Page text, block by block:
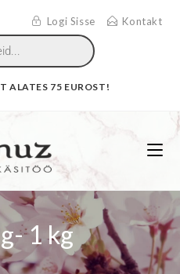
Logi Sisse Kontakt
ALATES 75 EUROST!
1 kg